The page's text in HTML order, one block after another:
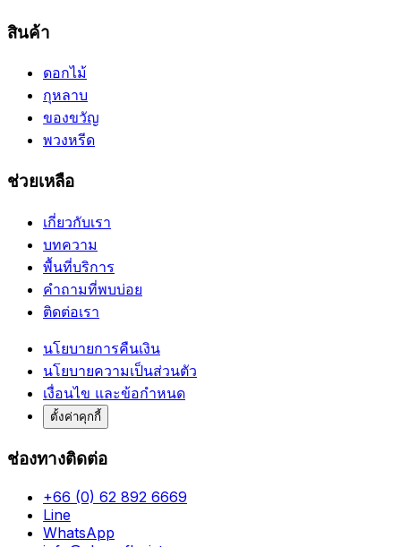
สินค้า
ดอกไม้
กุหลาบ
ของขวัญ
พวงหรีด
ช่วยเหลือ
เกี่ยวกับเรา
บทความ
พื้นที่บริการ
คำถามที่พบบ่อย
ติดต่อเรา
นโยบายการคืนเงิน
นโยบายความเป็นส่วนตัว
เงื่อนไข และข้อกำหนด
ตั้งค่าคุกกี้
ช่องทางติดต่อ
+66 (0) 62 892 6669
Line
WhatsApp